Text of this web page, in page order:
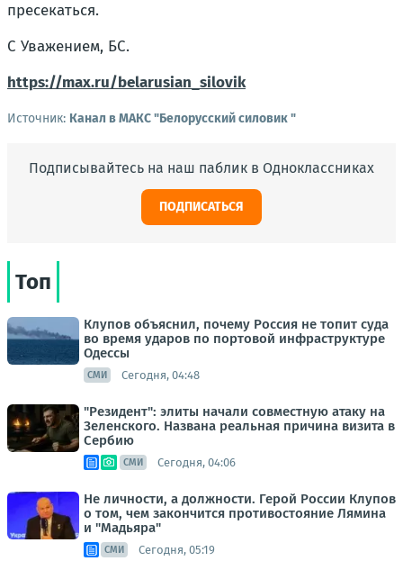
пресекаться.
С Уважением, БС.
https://max.ru/belarusian_silovik
Источник: Канал в МАКС "Белорусский силовик "
Подписывайтесь на наш паблик в Одноклассниках
ПОДПИСАТЬСЯ
Топ
Клупов объяснил, почему Россия не топит суда
во время ударов по портовой инфраструктуре
Одессы
СМИ Сегодня, 04:48
"Резидент": элиты начали совместную атаку на
Зеленского. Названа реальная причина визита в
Сербию
СМИ Сегодня, 04:06
Не личности, а должности. Герой России Клупов
о том, чем закончится противостояние Лямина
и "Мадьяра"
СМИ Сегодня, 05:19